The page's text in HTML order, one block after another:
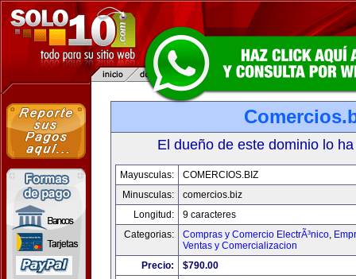
El dueño de este dominio lo
Mayusculas:
COMERCIOS.BIZ
Minusculas:
comercios.biz
Longitud:
9 caracteres
Categorias:
Compras y Comercio ElectrÃ³nico,
Ventas y Comercializacion
Precio:
$790.00